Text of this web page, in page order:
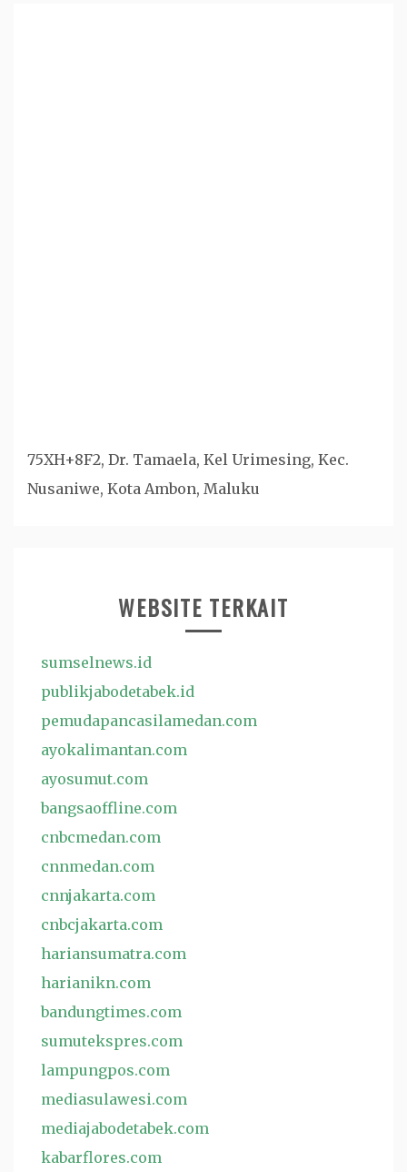
75XH+8F2, Dr. Tamaela, Kel Urimesing, Kec.
Nusaniwe, Kota Ambon, Maluku
WEBSITE TERKAIT
sumselnews.id
publikjabodetabek.id
pemudapancasilamedan.com
ayokalimantan.com
ayosumut.com
bangsaoffline.com
cnbcmedan.com
cnnmedan.com
cnnjakarta.com
cnbcjakarta.com
hariansumatra.com
harianikn.com
bandungtimes.com
sumutekspres.com
lampungpos.com
mediasulawesi.com
mediajabodetabek.com
kabarflores.com